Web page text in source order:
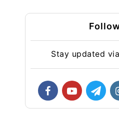
Stay updated